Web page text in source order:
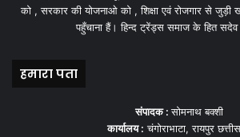
को , सरकार की योजनाओ को , शिक्षा एवं रोजगार से
पहुँचाना हैं। हिन्द ट्रेंड्स समाज के हित सदेव
हमारा पता
संपादक :सोमनाथ बक्शी
कार्यालय : चंगोराभाटा, रायपुर